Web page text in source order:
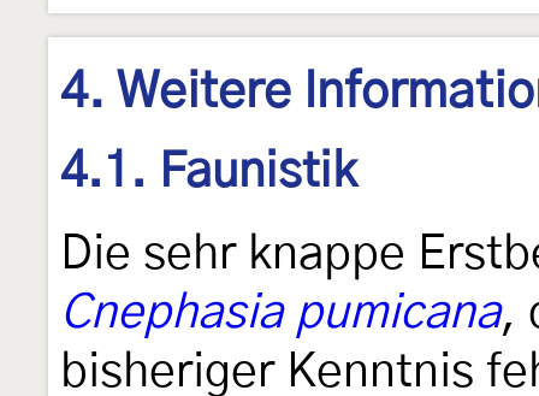
4. Weitere
4.1. Faunistik
Die sehr knappe
Cnephasia pumicana,
bisheriger Kenntnis